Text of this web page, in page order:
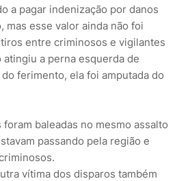
a pagar indenização por danos
mas esse valor ainda não foi
entre criminosos e vigilantes
a perna esquerda de
ferimento, ela foi amputada do
baleadas no mesmo assalto
passando pela região e
vítima dos disparos também